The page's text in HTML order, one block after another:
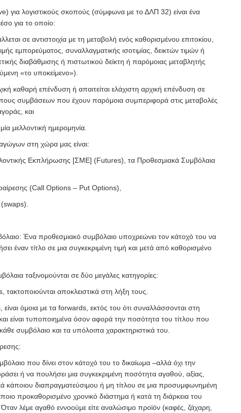
για λογιστικούς σκοπούς (σύμφωνα με το ΔΛΠ 32) είναι ένα
για το οποίο:
σε αντιστοιχία με τη μεταβολή ενός καθορισμένου επιτοκίου,
εμπορεύματος, συναλλαγματικής ισοτιμίας, δεικτών τιμών ή
διαβάθμισης ή πιστωτικού δείκτη ή παρόμοιας μεταβλητής
«το υποκείμενο»).
καθαρή επένδυση ή απαιτείται ελάχιστη αρχική επένδυση σε
συμβάσεων που έχουν παρόμοια συμπεριφορά στις μεταβολές
και
μελλοντική ημερομηνία.
στη χώρα μας είναι:
Εκπλήρωσης [ΣΜΕ] (Futures), τα Προθεσμιακά Συμβόλαια
(Call Options – Put Options),
(swaps).
Ένα προθεσμιακό συμβόλαιο υποχρεώνει τον κάτοχό του να
έναν τίτλο σε μια συγκεκριμένη τιμή και μετά από καθορισμένο
ταξινομούνται σε δύο μεγάλες κατηγορίες:
αποκλειστικά στη λήξη τους.
όμοια με τα forwards, εκτός του ότι συναλλάσσονται στη
είναι τυποποιημένα όσον αφορά την ποσότητα του τίτλου που
συμβόλαιο και τα υπόλοιπα χαρακτηριστικά του.
που δίνει στον κάτοχό του το δικαίωμα –αλλά όχι την
ή να πουλήσει μια συγκεκριμένη ποσότητα αγαθού, αξίας,
κάποιου διαπραγματεύσιμου ή μη τίτλου σε μια προσυμφωνημένη
προκαθορισμένο χρονικό διάστημα ή κατά τη διάρκεια του
λέμε αγαθό εννοούμε είτε αναλώσιμο προϊόν (καφές, ζάχαρη,